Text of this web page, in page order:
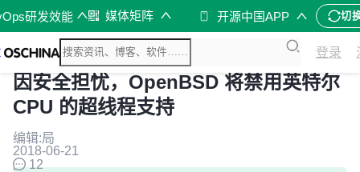
研发效能 媒体矩阵 开源中国APP 切
登录
因安全担忧，OpenBSD 将禁用英特尔
CPU 的超线程支持
编辑:局
2018-06-21
12